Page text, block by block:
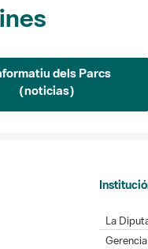
dels Parcs
(noticias)
La